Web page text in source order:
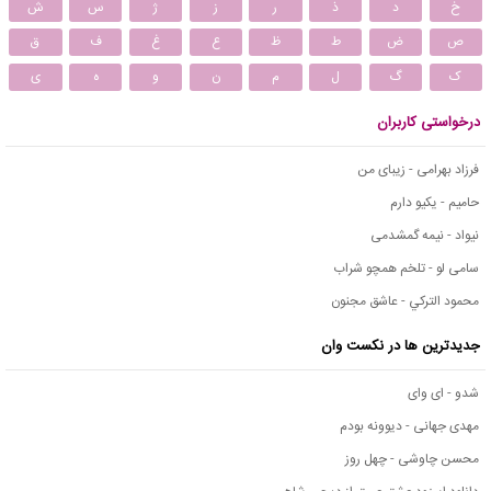
خ د ذ ر ز ژ س
ش
ص
ض ط ظ ع غ ف
ق
ک
گ ل م ن و ه ی
درخواستی کاربران
فرزاد بهرامی - زیبای من
حامیم - یکیو دارم
نیواد - نیمه گمشدمی
سامی لو - تلخم همچو شراب
محمود التركي - عاشق مجنون
جدیدترین ها در نکست وان
شدو - ای وای
مهدی جهانی - دیوونه بودم
محسن چاوشی - چهل روز